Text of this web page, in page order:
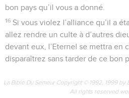
bon pays qu’il vous a donné.
16 Si vous violez l’alliance qu’il a
allez rendre un culte à d’autres
devant eux, l’Eternel se mettra en
disparaîtrez sans tarder de ce bon
La Bible Du Semeur Copyright © 1992, 1999 by
All rights reserved